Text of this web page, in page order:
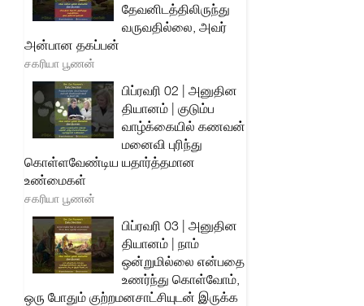
தேவனிடத்திலிருந்து
வருவதில்லை, அவர்
அன்பான தகப்பன்
சகரியா பூணன்
பிப்ரவரி 02 | அனுதின
தியானம் | குடும்ப
வாழ்க்கையில் கணவன்
மனைவி புரிந்து
கொள்ளவேண்டிய யதார்த்தமான
உண்மைகள்
சகரியா பூணன்
பிப்ரவரி 03 | அனுதின
தியானம் | நாம்
ஒன்றுமில்லை என்பதை
உணர்ந்து கொள்வோம்,
ஒரு போதும் குற்றமனசாட்சியுடன் இருக்க